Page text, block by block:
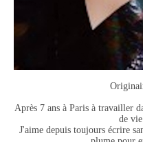
Après 7 ans à Paris à travailler
de
J'aime depuis toujours écrire